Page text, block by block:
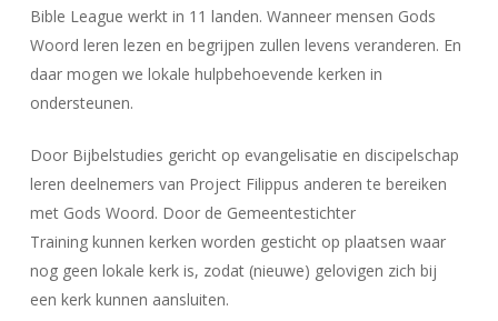
Bible League werkt in 11 landen. Wanneer mensen Gods
Woord leren lezen en begrijpen zullen levens veranderen. En
daar mogen we lokale hulpbehoevende kerken in
ondersteunen.
Door Bijbelstudies gericht op evangelisatie en discipelschap
leren deelnemers van Project Filippus anderen te bereiken
met Gods Woord. Door de Gemeentestichter
Trainingkunnen kerken worden gesticht op plaatsen waar
nog geen lokale kerk is, zodat (nieuwe) gelovigen zich bij
een kerk kunnen aansluiten.